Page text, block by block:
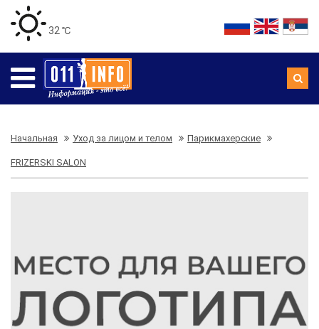
32 ℃
Начальная Уход за лицом и телом Парикмахерские
FRIZERSKI SALON